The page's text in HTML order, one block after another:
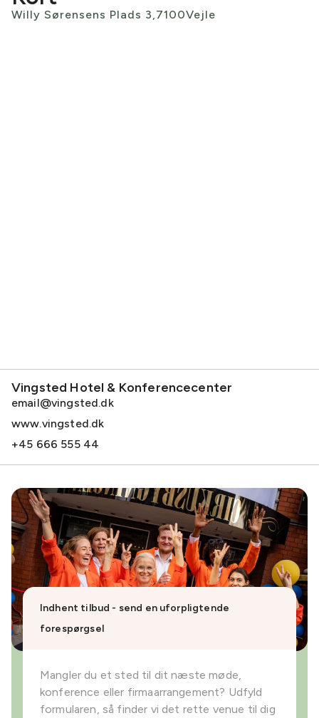
Willy Sørensens Plads 3, 7100Vejle
Vingsted Hotel & Konferencecenter
email@vingsted.dk
www.vingsted.dk
+45 666 555 44
Indhent tilbud - send en uforpligtende
forespørgsel
Mangler du et sted til dit næste møde,
konference eller firmaarrangement? Udfyld
formularen, så finder vi det rette venue til dig